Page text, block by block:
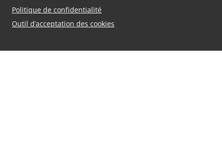
Politique de confidentialité
Outil d’acceptation des cookies